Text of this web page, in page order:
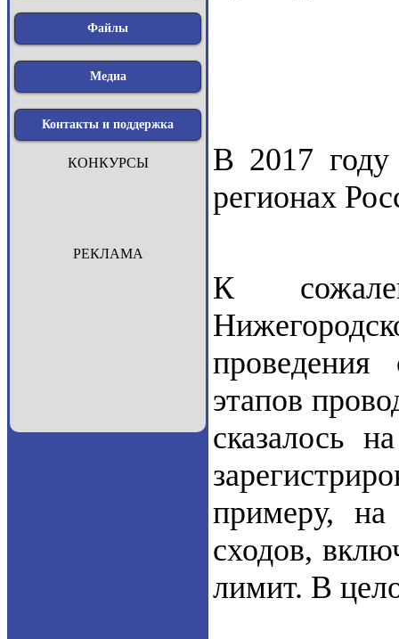
Файлы
Медиа
Контакты и поддержка
КОНКУРСЫ
РЕКЛАМА
В 2017
регионах
К
этапов
сказалось
примеру,
сходов,
лимит. В